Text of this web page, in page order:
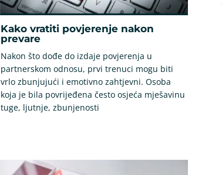
Kako vratiti povjerenje nakon
prevare
Nakon što dođe do izdaje povjerenja u
partnerskom odnosu, prvi trenuci mogu biti
vrlo zbunjujući i emotivno zahtjevni. Osoba
koja je bila povrijeđena često osjeća mješavinu
tuge, ljutnje, zbunjenosti